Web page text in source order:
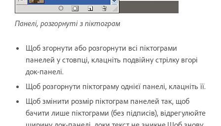
Панелі, розгорнуті з піктограм
Щоб згорнути або розгорнути всі піктограми
панелей у стовпці, клацніть подвійну стрілку вгорі
док-панелі.
Щоб розгорнути піктограму однієї панелі, клацніть її.
Щоб змінити розмір піктограм панелей так, щоб
бачити лише піктограми (без підписів), відрегулюйте